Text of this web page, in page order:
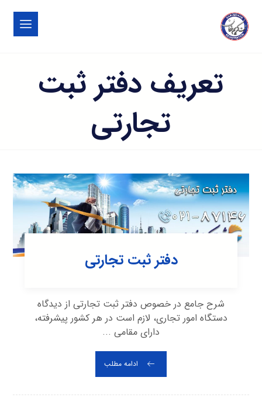
تعریف دفتر ثبت
تجارتی
دفتر ثبت تجارتی
شرح جامع در خصوص دفتر ثبت تجارتی از دیدگاه
دستگاه امور تجاری، لازم است در هر کشور پیشرفته،
دارای مقامی ...
ادامه مطلب